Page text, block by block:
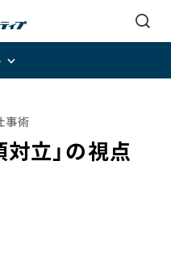
事術
立」の視点